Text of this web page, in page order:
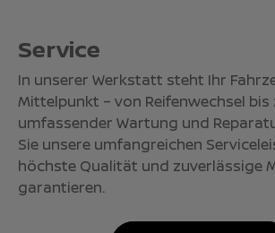
Service
In unserer Werkstatt steht Ihr
Mittelpunkt – von Reifenwechsel bis
umfassender Wartung und
Sie unsere umfangreichen
höchste Qualität und zuverlässige
garantieren.